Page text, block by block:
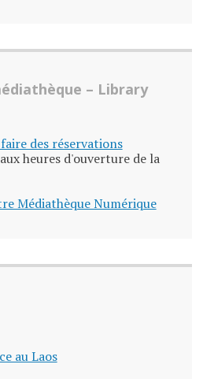
– Library
des réservations
heures d'ouverture de la
Médiathèque Numérique
au Laos